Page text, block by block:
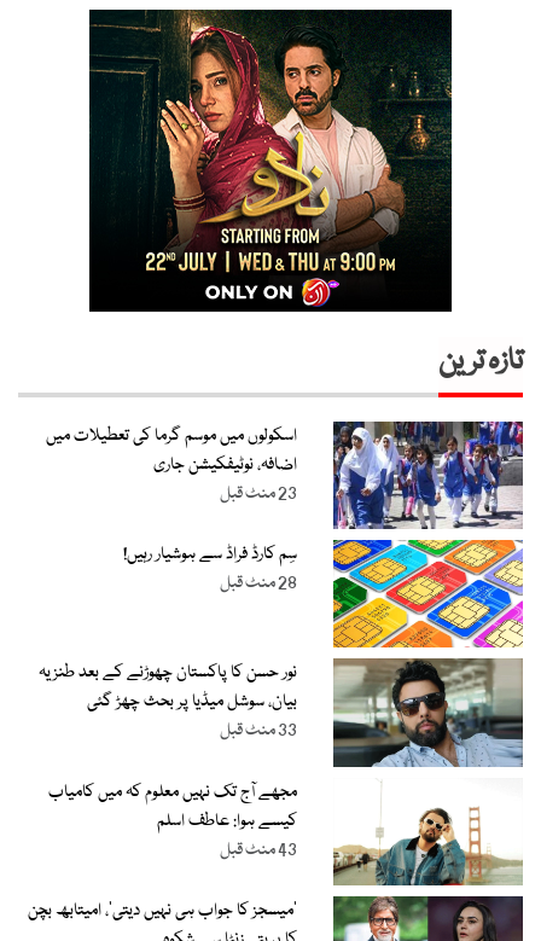
تازہ ترین
اسکولوں میں موسم گرما کی تعطیلات میں
اضافہ، نوٹیفکیشن جاری
23 منٹ قبل
سِم کارڈ فراڈ سے ہوشیار رہیں!
28 منٹ قبل
نور حسن کا پاکستان چھوڑنے کے بعد طنزیہ
بیان، سوشل میڈیا پر بحث چھڑ گئی
33 منٹ قبل
مجھے آج تک نہیں معلوم کہ میں کامیاب
کیسے ہوا: عاطف اسلم
43 منٹ قبل
’میسجز کا جواب ہی نہیں دیتی‘، امیتابھ بچن